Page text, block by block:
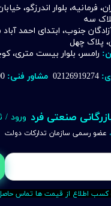
فرمانیه، بلوار اندرزگو،
سه
جنوب، ابتدای احمد
پلاک چهل
رامسر، بلوار بیست متری،
02126919274 مشاور فنی:
صنعتی فرد
عضو رسمی سازمان تدارکات دولت
ورود /
کسب اطلاع از قیمت ها تماس